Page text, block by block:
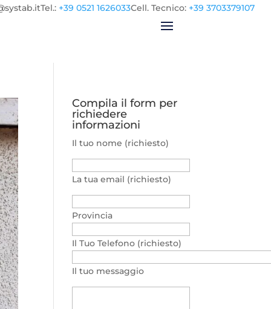
Cell. Tecnico: +39 3703379107
Tel.: +39 0521 1626033
Compila il form per
richiedere
informazioni
Il tuo nome (richiesto)
La tua email (richiesto)
Provincia
Il Tuo Telefono (richiesto)
Il tuo messaggio